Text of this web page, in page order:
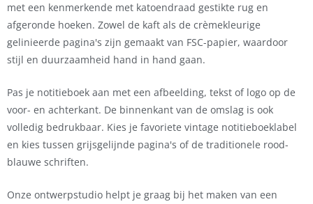
met een kenmerkende met katoendraad gestikte rug en
afgeronde hoeken. Zowel de kaft als de crèmekleurige
gelinieerde pagina's zijn gemaakt van FSC-papier, waardoor
stijl en duurzaamheid hand in hand gaan.
Pas je notitieboek aan met een afbeelding, tekst of logo op de
voor- en achterkant. De binnenkant van de omslag is ook
volledig bedrukbaar. Kies je favoriete vintage notitieboeklabel
en kies tussen grijsgelijnde pagina's of de traditionele rood-
blauwe schriften.
Onze ontwerpstudio helpt je graag bij het maken van een